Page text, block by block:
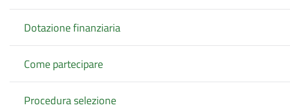
Dotazione finanziaria
Come partecipare
Procedura selezione